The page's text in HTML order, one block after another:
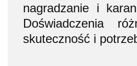
nagradzanie i
Doświadczenia
skuteczność i